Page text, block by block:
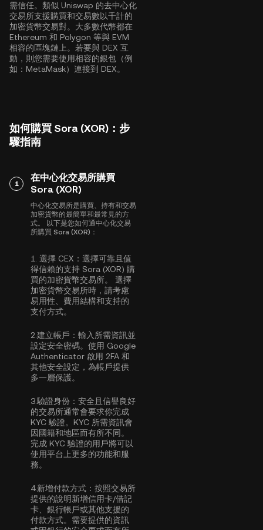
需信任。類似 Uniswap 的去中心化
交易所支援購買和交易數以千計的
加密貨幣交易對。大多數代幣都在
Ethereum 和 Polygon 等與 EVM
相容的區塊鏈上。若要與 DEX 互
動，則您需要使用相容的銀包（例
如：MetaMask）連接到 DEX。
如何購買 Sora (XOR)：步
驟指南
1
在中心化交易所購買
Sora (XOR)
中心化交易所是購買、持有和交易
加密貨幣的最簡單和最常見的方
式。 以下是您如何通中心化交易
所購買 Sora (XOR)：
1. 選擇 CEX： 選擇可靠且值
得信賴的支持 Sora (XOR) 購
買的加密貨幣交易所。 選擇
加密貨幣交易所時，請考慮
易用性、費用結構和支持的
支付方式。
2. 建立帳戶： 輸入所需資訊並
設定安全密碼。使用 Google
Authenticator 啟用 2FA 和
其他安全設定，為帳戶提供
多一層保護。
3.驗證身份： 安全且信譽良好
的交易所通常會要求你完成
KYC 驗證。KYC 所需資訊會
因國籍和地區而有所不同。
完成 KYC 驗證的用戶將可以
使用平台上更多的功能和服
務。
4.新增付款方式： 按照交易所
提供的說明新增信用卡/借記
卡、銀行帳戶或其他支援的
付款方式。需要提供的資訊